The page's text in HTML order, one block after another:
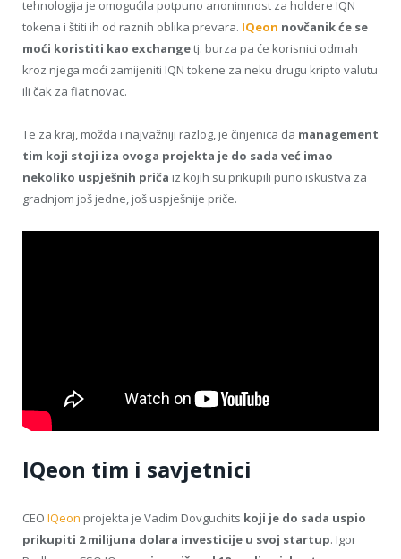
tehnologija je omogućila potpuno anonimnost za holdere IQN
tokena i štiti ih od raznih oblika prevara. IQeon novčanik će se
moći koristiti kao exchangetj. burza pa će korisnici odmah
kroz njega moći zamijeniti IQN tokene za neku drugu kripto valutu
ili čak za fiat novac.
Te za kraj, možda i najvažniji razlog, je činjenica da management
tim koji stoji iza ovoga projekta je do sada već imao
nekoliko uspješnih priča iz kojih su prikupili puno iskustva za
gradnjom još jedne, još uspješnije priče.
IQeon tim i savjetnici
CEO IQeon projekta je Vadim Dovguchits koji je do sada uspio
prikupiti 2 milijuna dolara investicije u svoj startup. Igor